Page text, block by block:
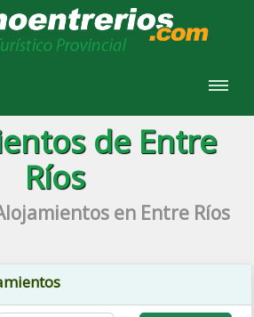
de Entre
Ríos
en Entre Ríos